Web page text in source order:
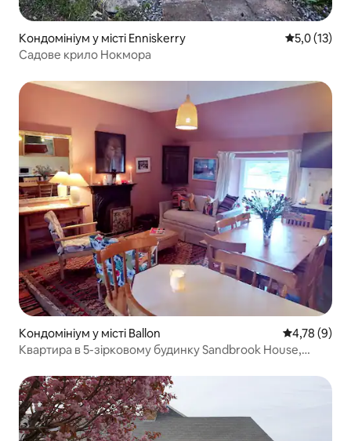
Кондомініум у місті Enniskerry Середня
5,0 (13)
Садове крило Нокмора
Кондомініум у місті Ballon Середня
4,78 (9)
Квартира в 5-зірковому будинку Sandbrook House,